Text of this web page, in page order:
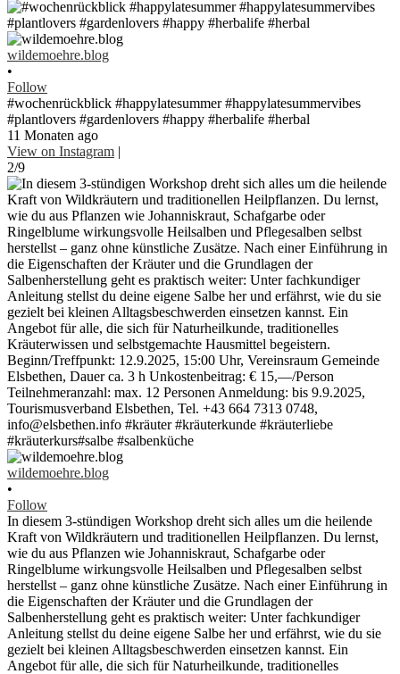
wildemoehre.blog
•
Follow
#wochenrückblick #happylatesummer #happylatesummervibes
#plantlovers #gardenlovers #happy #herbalife #herbal
11 Monaten ago
View on Instagram |
2/9
wildemoehre.blog
•
Follow
In diesem 3-stündigen Workshop dreht sich alles um die heilende
Kraft von Wildkräutern und traditionellen Heilpflanzen. Du lernst,
wie du aus Pflanzen wie Johanniskraut, Schafgarbe oder
Ringelblume wirkungsvolle Heilsalben und Pflegesalben selbst
herstellst – ganz ohne künstliche Zusätze. Nach einer Einführung in
die Eigenschaften der Kräuter und die Grundlagen der
Salbenherstellung geht es praktisch weiter: Unter fachkundiger
Anleitung stellst du deine eigene Salbe her und erfährst, wie du sie
gezielt bei kleinen Alltagsbeschwerden einsetzen kannst. Ein
Angebot für alle, die sich für Naturheilkunde, traditionelles